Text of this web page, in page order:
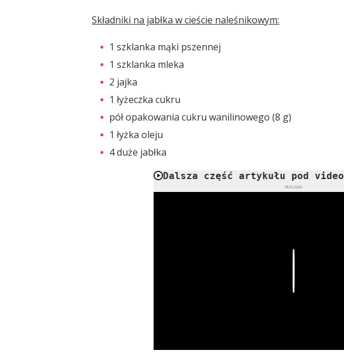
Składniki na jabłka w cieście naleśnikowym:
1 szklanka mąki pszennej
1 szklanka mleka
2 jajka
1 łyżeczka cukru
pół opakowania cukru wanilinowego (8 g)
1 łyżka oleju
4 duże jabłka
Dalsza część artykułu pod video
REKLAMA